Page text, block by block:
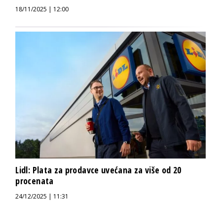
18/11/2025 | 12:00
Lidl: Plata za prodavce uvećana za više od 20
procenata
24/12/2025 | 11:31